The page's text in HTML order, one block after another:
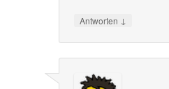
Antworten ↓